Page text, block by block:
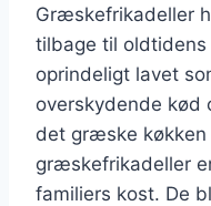
Græskefrikadeller
tilbage til
oprindeligt lavet
overskydende kød
det græske
græskefrikadeller
familiers kost. De